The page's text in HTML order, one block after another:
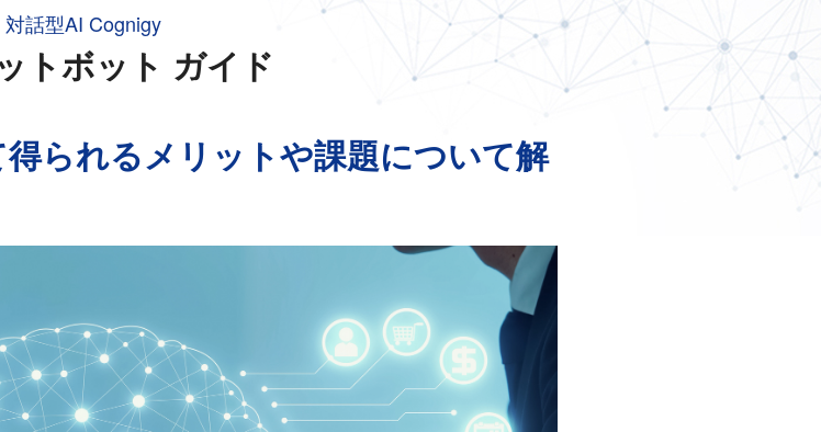
対話型AI Cognigy
トボット ガイド
られるメリットや課題について解